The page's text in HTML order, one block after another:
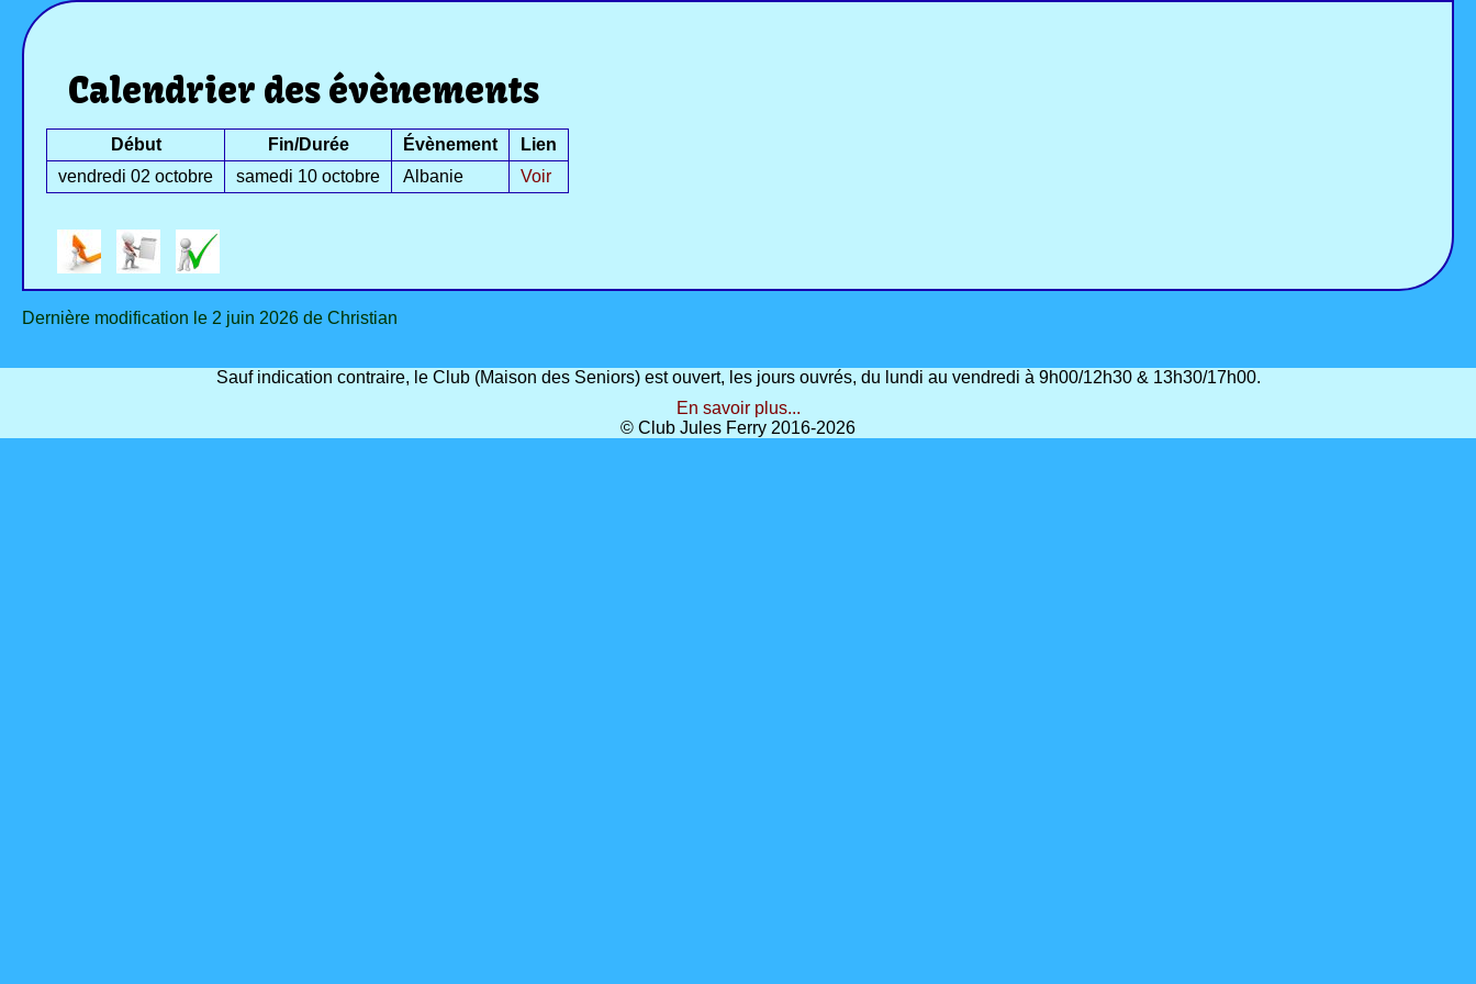
Calendrier des évènements
Début Fin/Durée Évènement
Lien
vendredi 02 octobre
samedi 10 octobre Albanie Voir
Dernière modification le 2 juin 2026 de Christian
Sauf indication contraire, le Club (Maison des Seniors) est ouvert, les jours ouvrés, du lundi au vendredi à 9h00/12h30 & 13h30/17h00.
En savoir plus...
© Club Jules Ferry 2016-2026